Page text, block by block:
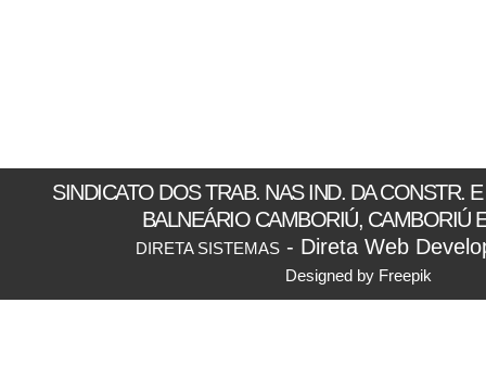
SINDICATO DOS TRAB. NAS IND. DA CONSTR.
BALNEÁRIO CAMBORIÚ, CAMBORIÚ
DIRETA SISTEMAS- Direta Web
Designed by Freepik